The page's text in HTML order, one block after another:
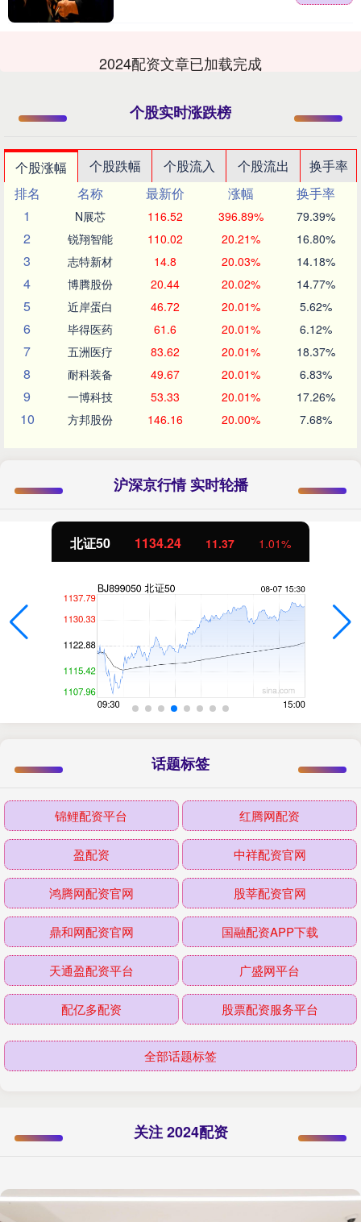
2024配资文章已加载完成
个股实时涨跌榜
个股涨幅 个股跌幅 个股流入 个股流出
换手率
排名
名称 最新价 涨幅
换手率
1
N展芯 116.52 396.89% 79.39%
2 锐翔智能 110.02 20.21% 16.80%
3 志特新材 14.8 20.03% 14.18%
4 博腾股份 20.44 20.02% 14.77%
5 近岸蛋白 46.72 20.01% 5.62%
6 毕得医药 61.6 20.01% 6.12%
7 五洲医疗 83.62 20.01% 18.37%
8 耐科装备 49.67 20.01% 6.83%
9 一博科技 53.33 20.01% 17.26%
10 方邦股份 146.16 20.00% 7.68%
沪深京行情 实时轮播
北证50 1134.24 11.37 1.01%
话题标签
锦鲤配资平台 红腾网配资
盈配资 中祥配资官网
鸿腾网配资官网 股莘配资官网
鼎和网配资官网 国融配资APP下载
天通盈配资平台 广盛网平台
配亿多配资 股票配资服务平台
全部话题标签
关注 2024配资